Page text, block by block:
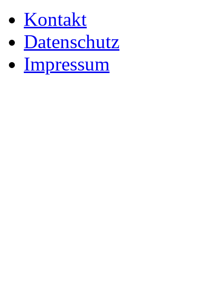
Kontakt
Datenschutz
Impressum